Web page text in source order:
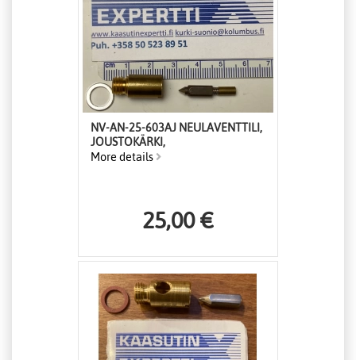
NV-AN-25-603AJ NEULAVENTTILI,
JOUSTOKÄRKI,
More details
25,00 €